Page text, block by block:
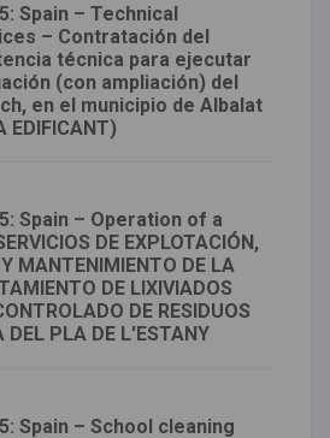
Spain – Technical
– Contratación del
técnica para ejecutar
(con ampliación) del
en el municipio de Albalat
EDIFICANT)
Spain – Operation of a
DE EXPLOTACIÓN,
MANTENIMIENTO DE LA
DE LIXIVIADOS
DE RESIDUOS
DEL PLA DE L'ESTANY
Spain – School cleaning